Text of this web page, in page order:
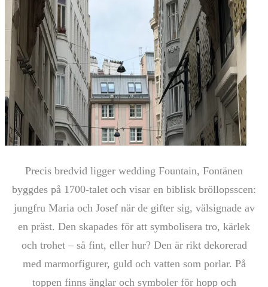
Precis bredvid ligger wedding Fountain, Fontänen
byggdes på 1700-talet och visar en biblisk bröllopsscen:
jungfru Maria och Josef när de gifter sig, välsignade av
en präst. Den skapades för att symbolisera tro, kärlek
och trohet – så fint, eller hur? Den är rikt dekorerad
med marmorfigurer, guld och vatten som porlar. På
toppen finns änglar och symboler för hopp och